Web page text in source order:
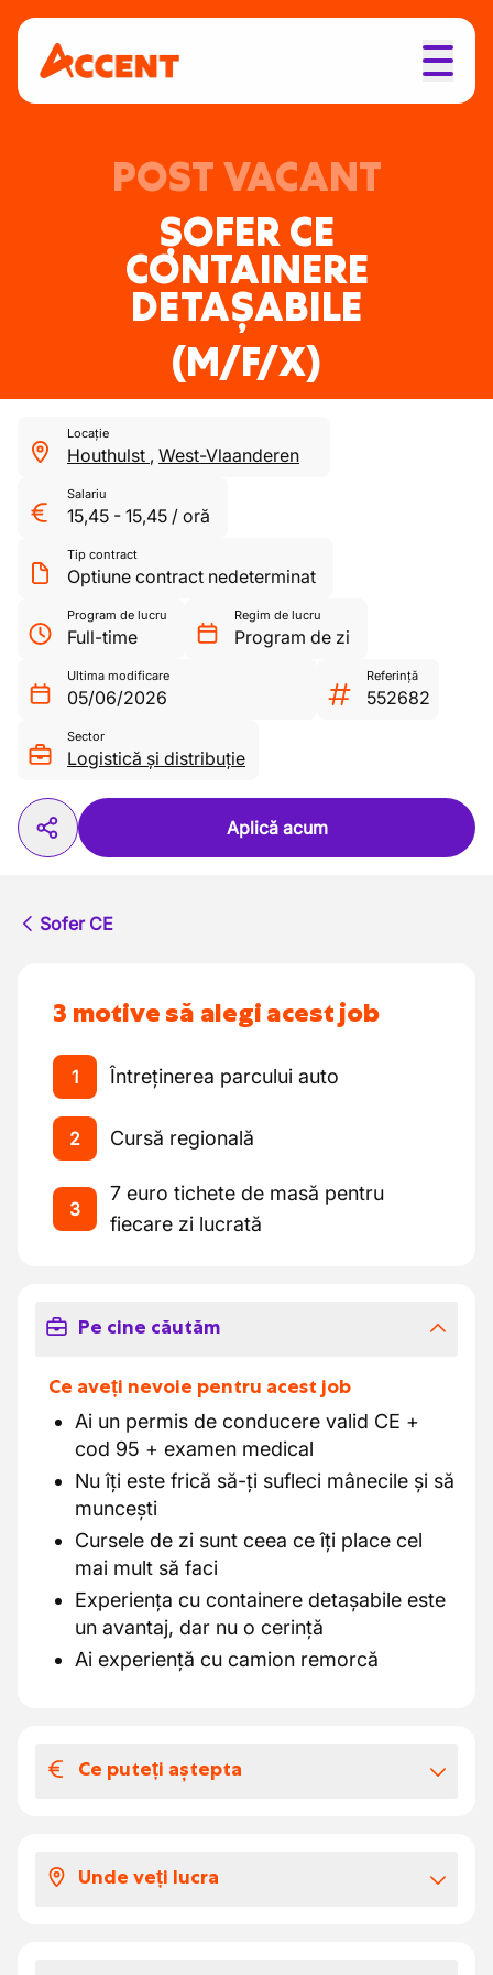
POST VACANT
ȘOFER CE
CONTAINERE
DETAȘABILE
(M/F/X)
Locație
Houthulst , West-Vlaanderen
Salariu
15,45 - 15,45 / oră
Tip contract
Optiune contract nedeterminat
Program de lucru
Full-time
Regim de lucru
Program de zi
Ultima modificare
05/06/2026
Referință
552682
Sector
Logistică și distribuție
Aplică acum
Sofer CE
3 motive să alegi acest job
1 Întreținerea parcului auto
2 Cursă regională
3
7 euro tichete de masă pentru
fiecare zi lucrată
Pe cine căutăm
Ce aveți nevoie pentru acest job
Ai un permis de conducere valid CE +
cod 95 + examen medical
Nu îți este frică să-ți sufleci mânecile și să
muncești
Cursele de zi sunt ceea ce îți place cel
mai mult să faci
Experiența cu containere detașabile este
un avantaj, dar nu o cerință
Ai experiență cu camion remorcă
Ce puteți aștepta
brut pe oră
Unde veți lucra